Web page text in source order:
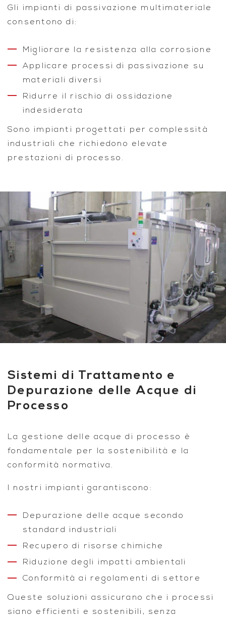
Gli impianti di passivazione multimateriale
consentono di:
Migliorare la resistenza alla corrosione
Applicare processi di passivazione su
materiali diversi
Ridurre il rischio di ossidazione
indesiderata
Sono impianti progettati per complessità
industriali che richiedono elevate
prestazioni di processo.
Sistemi di Trattamento e
Depurazione delle Acque di
Processo
La gestione delle acque di processo è
fondamentale per la sostenibilità e la
conformità normativa.
I nostri impianti garantiscono:
Depurazione delle acque secondo
standard industriali
Recupero di risorse chimiche
Riduzione degli impatti ambientali
Conformità ai regolamenti di settore
Queste soluzioni assicurano che i processi
siano efficienti e sostenibili, senza